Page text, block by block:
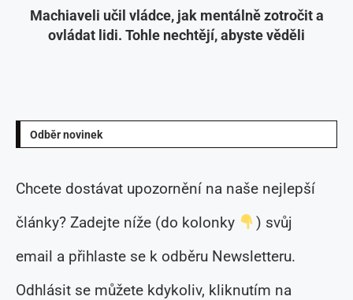
Machiaveli učil vládce, jak mentálně zotročit a
ovládat lidi. Tohle nechtějí, abyste věděli
Odběr novinek
Chcete dostávat upozornění na naše nejlepší
články? Zadejte níže (do kolonky
) svůj
email a přihlaste se k odběru Newsletteru.
Odhlásit se můžete kdykoliv, kliknutím na